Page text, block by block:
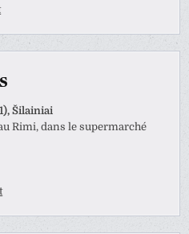
Šilainiai
Rimi, dans le supermarché